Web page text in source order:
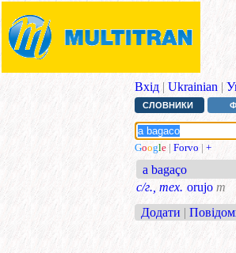
Вхід | Ukrainian |
СЛОВНИКИ
Google | Forvo | +
a bagaço
с/г., тех. orujo m
Додати |